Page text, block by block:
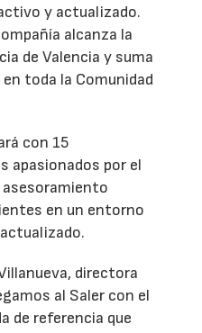
y actualizado.
alcanza la
de Valencia y suma
toda la Comunidad
con 15
apasionados por el
en un entorno
directora
al Saler con el
de referencia que